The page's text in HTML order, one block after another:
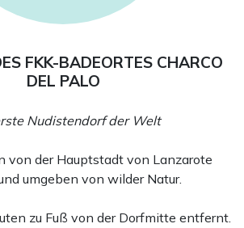
FKK-BADEORTES CHARCO
DEL PALO
Nudistendorf der Welt
von der Hauptstadt von Lanzarote
umgeben von wilder Natur.
zu Fuß von der Dorfmitte entfernt.